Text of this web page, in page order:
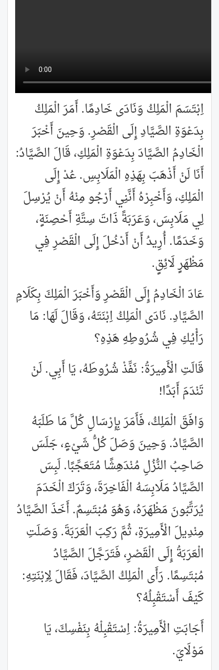
اِبْتَسَمَ الْمَلِكُ وَنَادَى خَادِمًا. أَمَرَ الْمَلِكُ
بِدَعْوَةِ الصَّيَّادِ إِلَى الْقَصْرِ. وَحِينَ أَخْبَرَ
الْخَادِمُ الصَّيَّادَ بِدَعْوَةِ الْمَلِكِ، قَالَ الصَّيَّادُ:
أَنَا لَنْ أَذْهَبَ بِهَذِهِ الْمَلَابِسِ. عُدْ إِلَى
الْمَلِكِ، وَأَخْبِرْهُ أَنَّنِي أَرْجُو مِنْهُ أَنْ يُرْسِلَ
لِي مَلَابِسَ، وَعَرَبَةً ذَاتَ سِتَّةِ أَحْصِنَةٍ،
وَخَدَمًا. أُرِيدُ أَنْ أَدْخُلَ إِلَى الْقَصْرِ فِي
مَظْهَرٍ لَائِقٍ.
عَادَ الْخَادِمُ إِلَى الْقَصْرِ وَأَخْبَرَ الْمَلِكَ بِكَلَامِ
الصَّيَّادِ. نَادَى الْمَلِكُ اِبْنَتَهُ، وَقَالَ لَهَا: مَا
رَأْيُكِ فِي شُرُوطِهِ هَذِهِ؟
قَالَتِ الْأَمِيرَةُ: نَفِّذْ شُرُوطَهُ، يَا أَبِي. لَنْ
تَنْدَمَ أَبَدًا!
وَافَقَ الْمَلِكُ، فَأَمَرَ بِإِرْسَالِ كُلَّ مَا طَلَبَهُ
الصَّيَّادُ. وَحِينَ وَصَلَ كُلُّ شَيْءٍ، جَلَسَ
صَاحِبُ النُّزُلِ مُنْدَهِشًا مُتَعَجِّبًا. لَبِسَ
الصَّيَّادُ مَلَابِسَهُ الْفَاخِرَةَ، وَتَرَكَ الْخَدَمَ
يُرَتِّبُونَ مَظْهَرَهُ، وَهُوَ مُبْتَسِمٌ. أَخَذَ الصَّيَّادُ
مِنْدِيلَ الْأَمِيرَةِ، ثُمَّ رَكِبَ الْعَرَبَةَ. وَصَلَتِ
الْعَرَبَةُ إِلَى الْقَصْرِ، فَتَرَجَّلَ الصَّيَّادُ
مُبْتَسِمًا. رَأَى الْمَلِكُ الصَّيَّادَ، فَقَالَ لِاِبْنَتِهِ:
كَيْفَ أَسْتَقْبِلُهُ؟
أَجَابَتِ الْأَمِيرَةُ: اِسْتَقْبِلْهُ بِنَفْسِكَ، يَا
مَوْلَايَ.